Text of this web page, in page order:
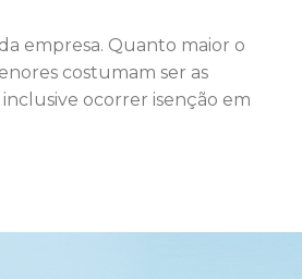
empresa. Quanto maior o
costumam ser as
ocorrer isenção em